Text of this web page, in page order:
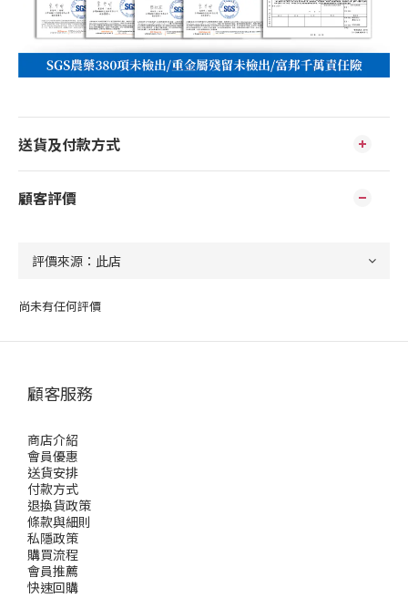
送貨及付款方式
顧客評價
尚未有任何評價
顧客服務
商店介紹
會員優惠
送貨安排
付款方式
退換貨政策
條款與細則
私隱政策
購買流程
會員推薦
快速回購